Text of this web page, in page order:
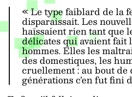
« Le type faiblard de la
disparaissait. Les
haïssaient rien tant que
délicates qui avaient fait
hommes. Elles les
des domestiques, les
cruellement : au bout de
générations c’en fut fini